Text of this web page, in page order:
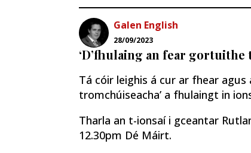
Galen English
28/09/2023
‘D’fhulaing an fear
Tá cóir leighis á cur ar fhear
tromchúiseacha’ a fhulaingt in
Tharla an t-ionsaí i gceantar
12.30pm Dé Máirt.